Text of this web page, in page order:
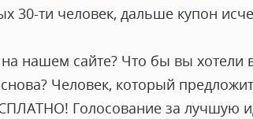
30-ти человек, дальше купон
нашем сайте? Что бы вы хотели
Человек, который
Голосование за лучшую